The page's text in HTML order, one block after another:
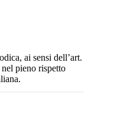
ai sensi dell’art.
pieno rispetto